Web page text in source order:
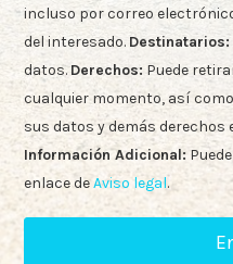
incluso por correo
del interesado. Destinatarios:
datos. Derechos: Puede
cualquier momento, así
sus datos y demás derechos
Información Adicional:
enlace deAviso legal.